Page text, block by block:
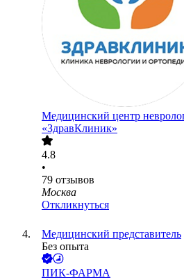
Медицинский центр
«ЗдравКлиник»
4.8
•
79 отзывов
Москва
Откликнуться
Медицинский представитель
Без опыта
ПИК-ФАРМА